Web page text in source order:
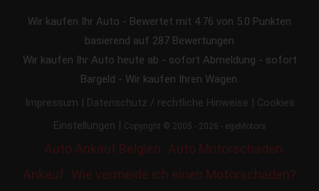
Wir kaufen Ihr Auto - Bewertet mit 4.76 von 5.0 Punkten
basierend auf 287 Bewertungen
Wir kaufen Ihr Auto heute ab - sofort Abmeldung - sofort
Bargeld - Wir kaufen Ihren Wagen.
Impressum | Datenschutz / rechtliche Hinweise | Cookies
Einstellungen | Copyright © 2005 - 2026 - egeMotors
Auto Ankauf Belgien
Auto Motorschaden
Ankauf Wie vermeide ich einen Motorschaden?